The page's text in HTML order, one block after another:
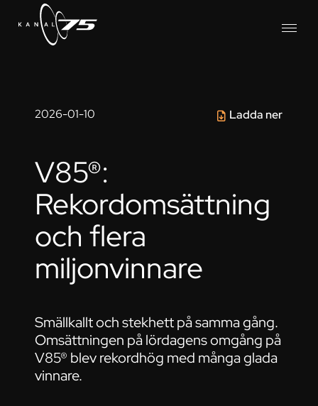
2026-01-10 Ladda ner
V85®:
Rekordomsättning
och flera
miljonvinnare
Smällkallt och stekhett på samma gång.
Omsättningen på lördagens omgång på
V85® blev rekordhög med många glada
vinnare.